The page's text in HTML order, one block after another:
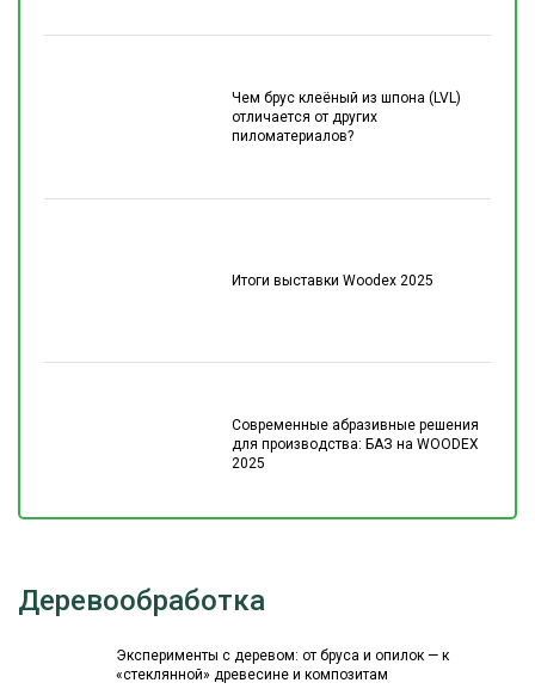
Чем брус клеёный из шпона (LVL)
отличается от других
пиломатериалов?
Итоги выставки Woodex 2025
Современные абразивные решения
для производства: БАЗ на WOODEX
2025
Деревообработка
Эксперименты с деревом: от бруса и опилок — к
«стеклянной» древесине и композитам